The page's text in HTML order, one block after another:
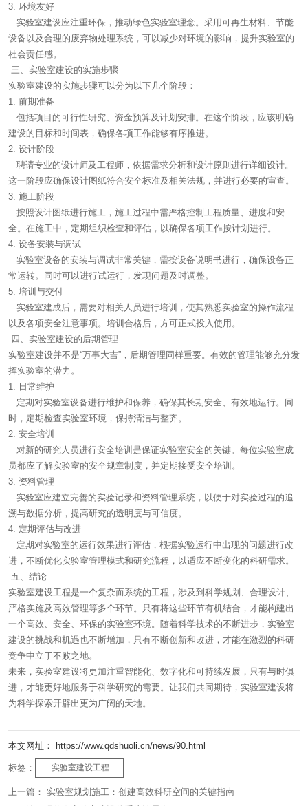
3. 环境友好
实验室建设应注重环保，推动绿色实验室理念。采用可再生材料、节能
设备以及合理的废弃物处理系统，可以减少对环境的影响，提升实验室的
社会责任感。
三、实验室建设的实施步骤
实验室建设的实施步骤可以分为以下几个阶段：
1. 前期准备
包括项目的可行性研究、资金预算及计划安排。在这个阶段，应该明确
建设的目标和时间表，确保各项工作能够有序推进。
2. 设计阶段
聘请专业的设计师及工程师，依据需求分析和设计原则进行详细设计。
这一阶段应确保设计图纸符合安全标准及相关法规，并进行必要的审查。
3. 施工阶段
按照设计图纸进行施工，施工过程中需严格控制工程质量、进度和安
全。在施工中，定期组织检查和评估，以确保各项工作按计划进行。
4. 设备安装与调试
实验室设备的安装与调试非常关键，需按设备说明书进行，确保设备正
常运转。同时可以进行试运行，发现问题及时调整。
5. 培训与交付
实验室建成后，需要对相关人员进行培训，使其熟悉实验室的操作流程
以及各项安全注意事项。培训合格后，方可正式投入使用。
四、实验室建设的后期管理
实验室建设并不是“万事大吉”，后期管理同样重要。有效的管理能够充分发
挥实验室的潜力。
1. 日常维护
定期对实验室设备进行维护和保养，确保其长期安全、有效地运行。同
时，定期检查实验室环境，保持清洁与整齐。
2. 安全培训
对新的研究人员进行安全培训是保证实验室安全的关键。每位实验室成
员都应了解实验室的安全规章制度，并定期接受安全培训。
3. 资料管理
实验室应建立完善的实验记录和资料管理系统，以便于对实验过程的追
溯与数据分析，提高研究的透明度与可信度。
4. 定期评估与改进
定期对实验室的运行效果进行评估，根据实验运行中出现的问题进行改
进，不断优化实验室管理模式和研究流程，以适应不断变化的科研需求。
五、结论
实验室建设工程是一个复杂而系统的工程，涉及到科学规划、合理设计、
严格实施及高效管理等多个环节。只有将这些环节有机结合，才能构建出
一个高效、安全、环保的实验室环境。随着科学技术的不断进步，实验室
建设的挑战和机遇也不断增加，只有不断创新和改进，才能在激烈的科研
竞争中立于不败之地。
未来，实验室建设将更加注重智能化、数字化和可持续发展，只有与时俱
进，才能更好地服务于科学研究的需要。让我们共同期待，实验室建设将
为科学探索开辟出更为广阔的天地。
本文网址： https://www.qdshuoli.cn/news/90.html
标签： 实验室建设工程
上一篇： 实验室规划施工：创建高效科研空间的关键指南